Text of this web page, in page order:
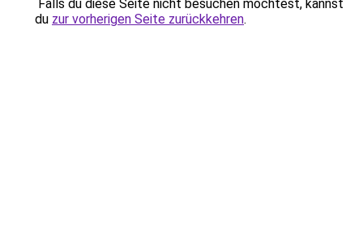
Falls du diese Seite nicht besuchen möchtest, kannst
du zur vorherigen Seite zurückkehren.